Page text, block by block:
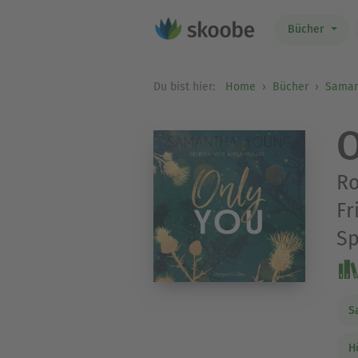
Bücher
Du bist hier: Home Bücher